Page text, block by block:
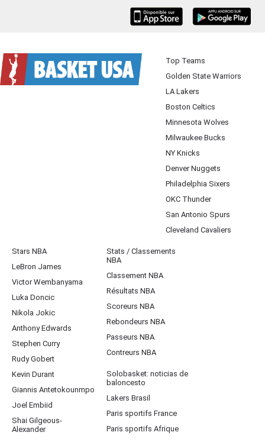
Top Teams
Golden State Warriors
LA Lakers
Boston Celtics
Minnesota Wolves
Milwaukee Bucks
NY Knicks
Denver Nuggets
Philadelphia Sixers
OKC Thunder
San Antonio Spurs
Cleveland Cavaliers
Stars NBA
LeBron James
Victor Wembanyama
Luka Doncic
Nikola Jokic
Anthony Edwards
Stephen Curry
Rudy Gobert
Kevin Durant
Giannis Antetokounmpo
Joel Embiid
Shai Gilgeous-
Alexander
Stats / Classements
NBA
Classement NBA
Résultats NBA
Scoreurs NBA
Rebondeurs NBA
Passeurs NBA
Contreurs NBA
Solobasket: noticias de
baloncesto
Lakers Brasil
Paris sportifs France
Paris sportifs Afrique